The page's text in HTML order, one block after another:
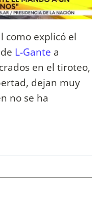
como explicó el
L-Gante a
en el tiroteo,
dejan muy
no se ha